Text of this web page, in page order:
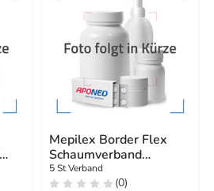
Mepilex Border Flex
Schaumverband
haft.15x19 cm oval
5 St Verband
(0)